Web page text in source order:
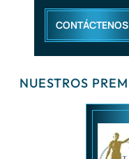
CONTÁCTENOS
NUESTROS